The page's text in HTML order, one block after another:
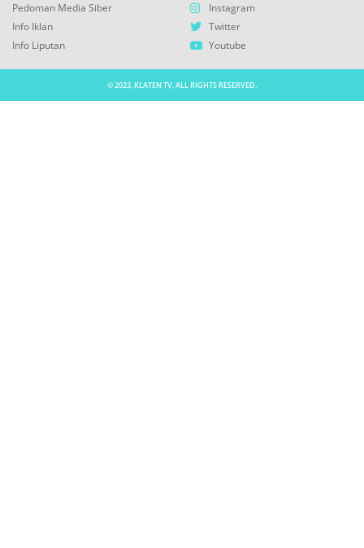
Pedoman Media Siber
Info Iklan
Info Liputan
Instagram
Twitter
Youtube
© 2023, KLATEN TV, ALL RIGHTS RESERVED.